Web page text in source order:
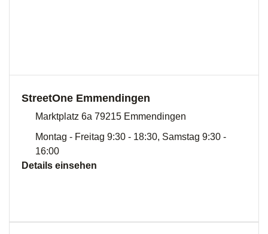
StreetOne Emmendingen
Marktplatz 6a 79215 Emmendingen
Montag - Freitag 9:30 - 18:30, Samstag 9:30 -
16:00
Details einsehen